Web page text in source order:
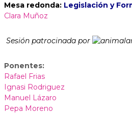
Mesa redonda: Legislación y
Clara Muñoz
Sesión patrocinada por
Ponentes:
Rafael Frias
Ignasi Rodriguez
Manuel Lázaro
Pepa Moreno